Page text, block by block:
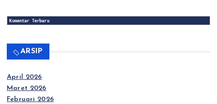
Komentar Terbaru
ARSIP
April 2026
Maret 2026
Februari 2026